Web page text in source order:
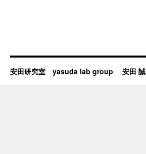
安田研究室 yasuda lab group 安田 誠